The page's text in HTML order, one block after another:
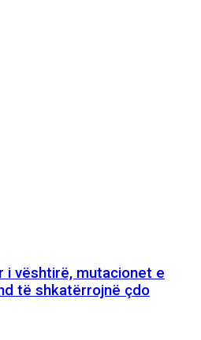
i vështirë, mutacionet e
të shkatërrojnë çdo